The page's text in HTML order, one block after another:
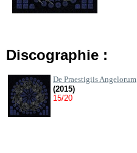
Discographie :
De Praestigiis Angelorum
(2015)
15/20